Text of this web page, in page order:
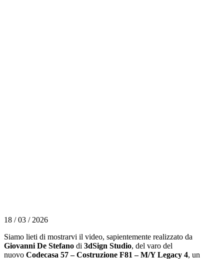
18 / 03 / 2026
Siamo lieti di mostrarvi il video, sapientemente realizzato da
Giovanni De Stefano di 3dSign Studio, del varo del
nuovo Codecasa 57– Costruzione F81 – M/YLegacy 4, un